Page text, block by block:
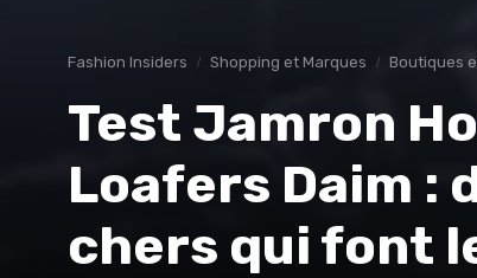
Fashion Insiders Shopping et Marques Boutiques
Test Jamron
Loafers Daim :
chers qui font